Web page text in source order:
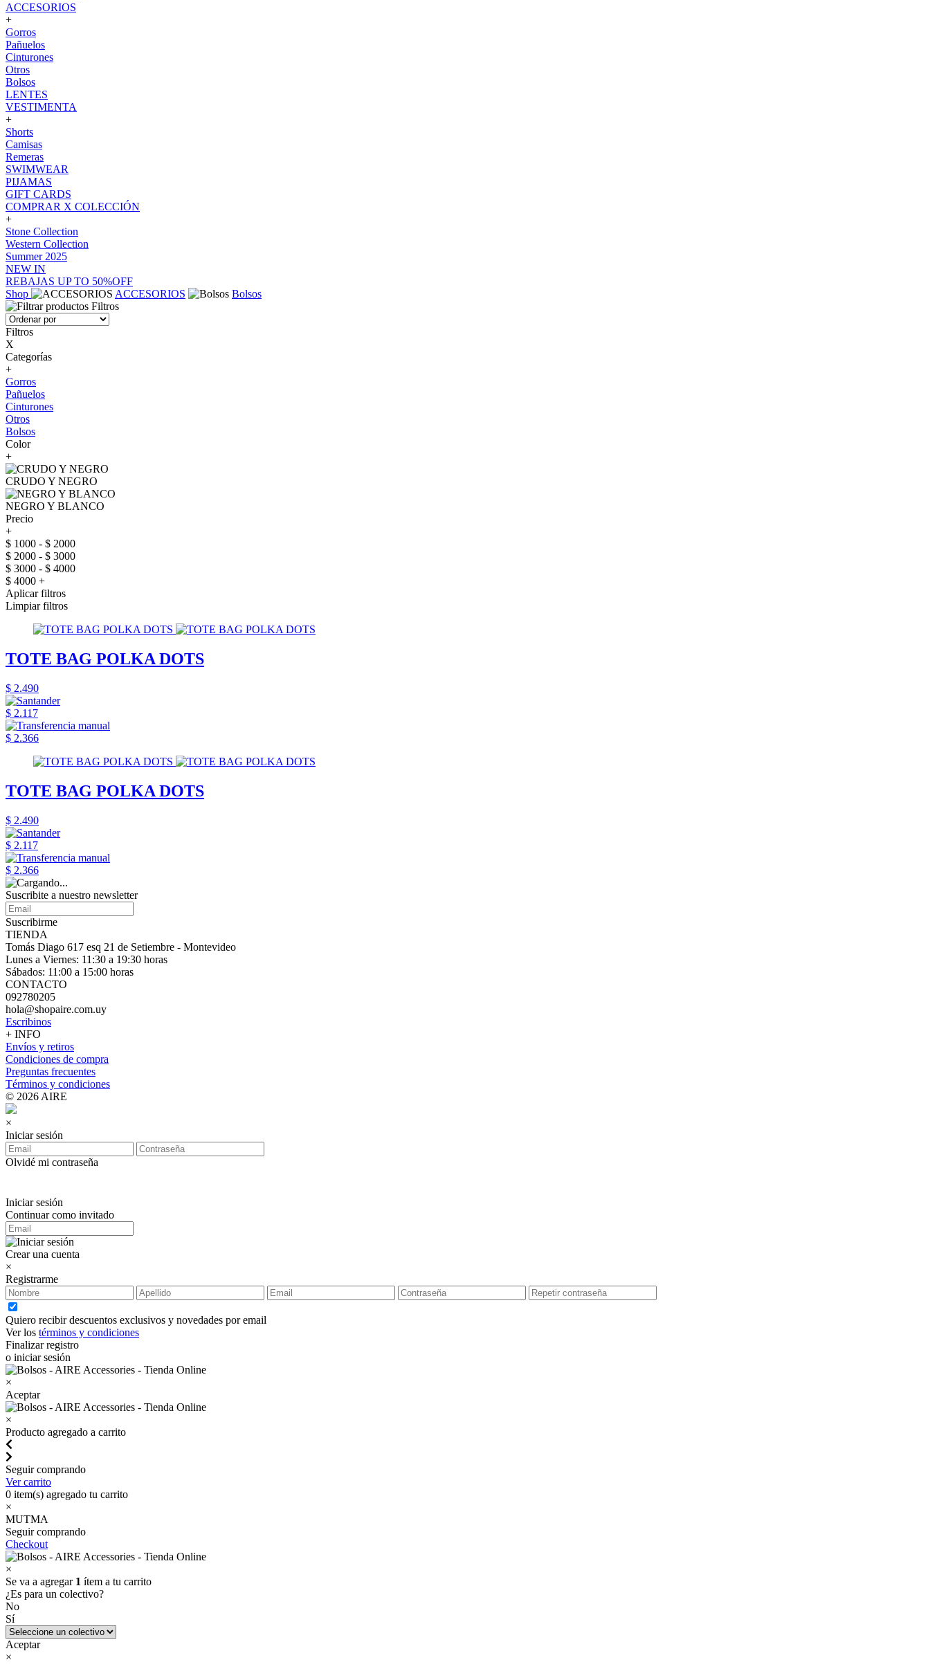
ACCESORIOS
+
Gorros
Pañuelos
Cinturones
Otros
Bolsos
LENTES
VESTIMENTA
+
Shorts
Camisas
Remeras
SWIMWEAR
PIJAMAS
GIFT CARDS
COMPRAR X COLECCIÓN
+
Stone Collection
Western Collection
Summer 2025
NEW IN
REBAJAS UP TO 50%OFF
Shop
ACCESORIOS
Bolsos
Filtros
Filtros
X
Categorías
+
Gorros
Pañuelos
Cinturones
Otros
Bolsos
Color
+
CRUDO Y NEGRO
NEGRO Y BLANCO
Precio
+
$ 1000 - $ 2000
$ 2000 - $ 3000
$ 3000 - $ 4000
$ 4000 +
Aplicar filtros
Limpiar filtros
TOTE BAG POLKA DOTS
$ 2.490
$ 2.117
$ 2.366
TOTE BAG POLKA DOTS
$ 2.490
$ 2.117
$ 2.366
Suscribite a nuestro newsletter
Suscribirme
TIENDA
Tomás Diago 617 esq 21 de Setiembre - Montevideo
Lunes a Viernes: 11:30 a 19:30 horas
Sábados: 11:00 a 15:00 horas
CONTACTO
092780205
hola@shopaire.com.uy
Escribinos
+ INFO
Envíos y retiros
Condiciones de compra
Preguntas frecuentes
Términos y condiciones
© 2026 AIRE
×
Iniciar sesión
Olvidé mi contraseña
Iniciar sesión
Continuar como invitado
Crear una cuenta
×
Registrarme
Quiero recibir descuentos exclusivos y novedades por email
Ver los términos y condiciones
Finalizar registro
o iniciar sesión
×
Aceptar
×
Producto agregado a carrito
Seguir comprando
Ver carrito
0 item(s) agregado tu carrito
×
MUTMA
Seguir comprando
Checkout
×
Se va a agregar 1 ítem a tu carrito
¿Es para un colectivo?
No
Sí
Aceptar
×